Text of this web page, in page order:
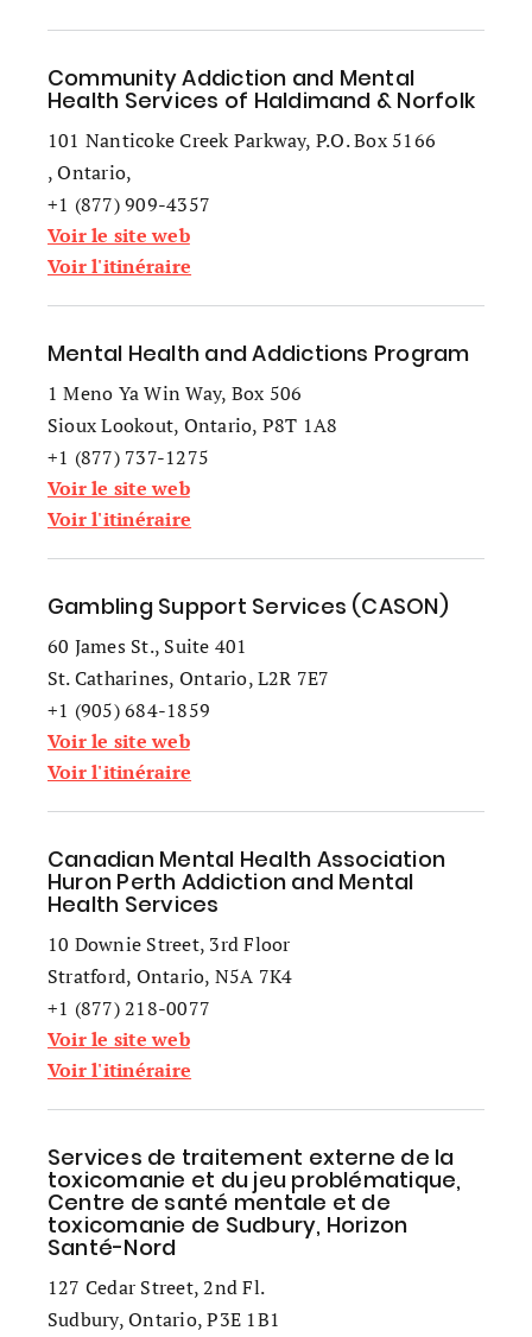
Community Addiction and Mental
Health Services of Haldimand & Norfolk
101 Nanticoke Creek Parkway, P.O. Box 5166
, Ontario,
+1 (877) 909-4357
Voir le site web
Voir l'itinéraire
Mental Health and Addictions Program
1 Meno Ya Win Way, Box 506
Sioux Lookout, Ontario, P8T 1A8
+1 (877) 737-1275
Voir le site web
Voir l'itinéraire
Gambling Support Services (CASON)
60 James St., Suite 401
St. Catharines, Ontario, L2R 7E7
+1 (905) 684-1859
Voir le site web
Voir l'itinéraire
Canadian Mental Health Association
Huron Perth Addiction and Mental
Health Services
10 Downie Street, 3rd Floor
Stratford, Ontario, N5A 7K4
+1 (877) 218-0077
Voir le site web
Voir l'itinéraire
Services de traitement externe de la
toxicomanie et du jeu problématique,
Centre de santé mentale et de
toxicomanie de Sudbury, Horizon
Santé-Nord
127 Cedar Street, 2nd Fl.
Sudbury, Ontario, P3E 1B1